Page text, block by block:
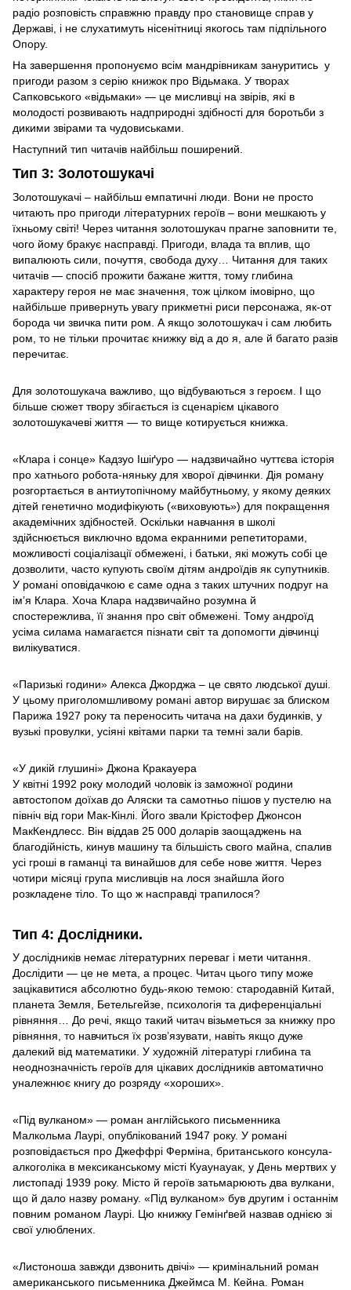
радіо розповість справжню правду про становище справ у
Державі, і не слухатимуть нісенітниці якогось там підпільного
Опору.
На завершення пропонуємо всім мандрівникам зануритись у
пригоди разом з серію книжок про Відьмака. У творах
Сапковського «відьмаки» — це мисливці на звірів, які в
молодості розвивають надприродні здібності для боротьби з
дикими звірами та чудовиськами.
Наступний тип читачів найбільш поширений.
Тип 3: Золотошукачі
Золотошукачі – найбільш емпатичні люди. Вони не просто
читають про пригоди літературних героїв – вони мешкають у
їхньому світі! Через читання золотошукач прагне заповнити те,
чого йому бракує насправді. Пригоди, влада та вплив, що
випалюють сили, почуття, свобода духу… Читання для таких
читачів — спосіб прожити бажане життя, тому глибина
характеру героя не має значення, тож цілком імовірно, що
найбільше привернуть увагу прикметні риси персонажа, як-от
борода чи звичка пити ром. А якщо золотошукач і сам любить
ром, то не тільки прочитає книжку від а до я, але й багато разів
перечитає.
Для золотошукача важливо, що відбуваються з героєм. І що
більше сюжет твору збігається із сценарієм цікавого
золотошукачеві життя — то вище котирується книжка.
«Клара і сонце» Кадзуо Ішіґуро — надзвичайно чуттєва історія
про хатнього робота-няньку для хворої дівчинки. Дія роману
розгортається в антиутопічному майбутньому, у якому деяких
дітей генетично модифікують («виховують») для покращення
академічних здібностей. Оскільки навчання в школі
здійснюється виключно вдома екранними репетиторами,
можливості соціалізації обмежені, і батьки, які можуть собі це
дозволити, часто купують своїм дітям андроїдів як супутників.
У романі оповідачкою є саме одна з таких штучних подруг на
ім’я Клара. Хоча Клара надзвичайно розумна й
спостережлива, її знання про світ обмежені. Тому андроїд
усіма силама намагаєтся пізнати світ та допомогти дівчинці
вилікуватися.
«Паризькі години» Алекса Джорджа – це свято людської душі.
У цьому приголомшливому романі автор вирушає за блиском
Парижа 1927 року та переносить читача на дахи будинків, у
вузькі провулки, усіяні квітами парки та темні зали барів.
«У дикій глушині» Джона Кракауера
У квітні 1992 року молодий чоловік із заможної родини
автостопом доїхав до Аляски та самотньо пішов у пустелю на
північ від гори Мак-Кінлі. Його звали Крістофер Джонсон
МакКендлесс. Він віддав 25 000 доларів заощаджень на
благодійність, кинув машину та більшість свого майна, спалив
усі гроші в гаманці та винайшов для себе нове життя. Через
чотири місяці група мисливців на лося знайшла його
розкладене тіло. То що ж насправді трапилося?
Тип 4: Дослідники.
У дослідників немає літературних переваг і мети читання.
Дослідити — це не мета, а процес. Читач цього типу може
зацікавитися абсолютно будь-якою темою: стародавній Китай,
планета Земля, Бетельгейзе, психологія та диференціальні
рівняння… До речі, якщо такий читач візьметься за книжку про
рівняння, то навчиться їх розв’язувати, навіть якщо дуже
далекий від математики. У художній літературі глибина та
неоднозначність героїв для цікавих дослідників автоматично
уналежнює книгу до розряду «хороших».
«Під вулканом» — роман англійського письменника
Малкольма Лаурі, опублікований 1947 року. У романі
розповідається про Джеффрі Ферміна, британського консула-
алкоголіка в мексиканському місті Куаунауак, у День мертвих у
листопаді 1939 року. Місто й героїв затьмарюють два вулкани,
що й дало назву роману. «Під вулканом» був другим і останнім
повним романом Лаурі. Цю книжку Гемінґвей назвав однією зі
свої улюблених.
«Листоноша завжди дзвонить двічі» — кримінальний роман
американського письменника Джеймса М. Кейна. Роман